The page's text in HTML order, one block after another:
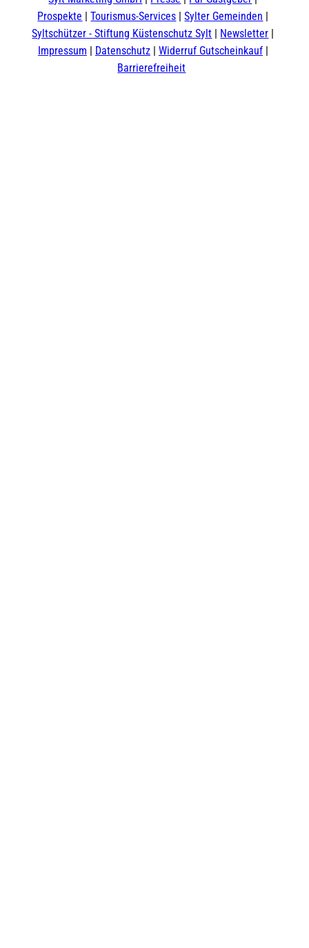
o
k
e
r
a
m
I
n
Prospekte
Tourismus-Services
Sylter Gemeinden
Syltschützer - Stiftung Küstenschutz Sylt
Newsletter
Impressum
Datenschutz
Widerruf Gutscheinkauf
Barrierefreiheit